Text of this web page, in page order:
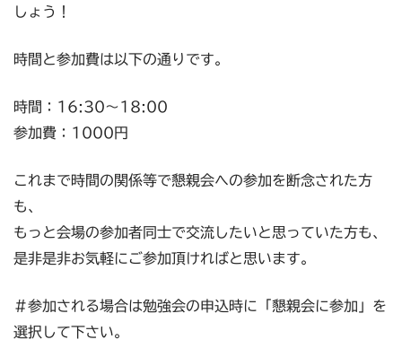
しょう！
時間と参加費は以下の通りです。
時間：16:30〜18:00
参加費：1000円
これまで時間の関係等で懇親会への参加を断念された方
も、
もっと会場の参加者同士で交流したいと思っていた方も、
是非是非お気軽にご参加頂ければと思います。
＃参加される場合は勉強会の申込時に「懇親会に参加」を
選択して下さい。